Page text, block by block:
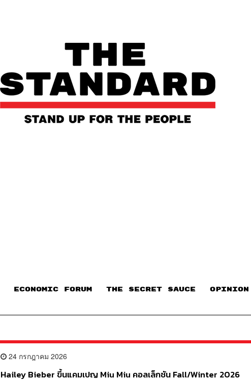
ECONOMIC FORUM THE SECRET SAUCE​ OPINION
24 กรกฎาคม 2026
Hailey Bieber ขึ้นแคมเปญ Miu Miu คอลเล็กชัน Fall/Winter 2026